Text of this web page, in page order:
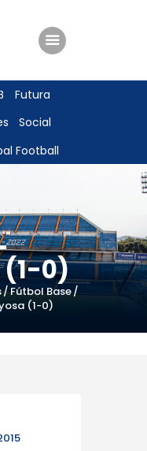
Futura
Social
Football
(1-0)
Fútbol Base
(1-0)